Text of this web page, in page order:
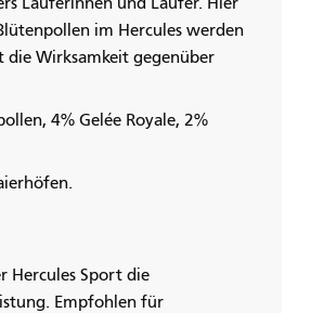
im Hercules werden
die Wirksamkeit gegenüber
4% Gelée Royale, 2%
Hercules Sport die
Empfohlen für